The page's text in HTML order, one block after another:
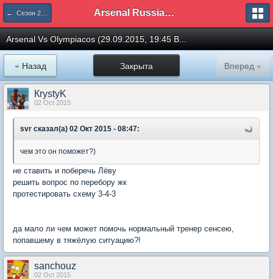
← Сезон 2015/16 Arsenal Russian Speaking Supporters Club
Arsenal Vs Olympiacos (29.09.2015, 19:45 B...
Закрыта
« Назад Вперед »
КrystyK
02 Oct 2015
svr сказал(а) 02 Окт 2015 - 08:47:
чем это он поможет?)
не ставить и поберечь Лёву
решить вопрос по перебору жк
протестировать схему 3-4-3
да мало ли чем может помочь нормальный тренер сенсею,
попавшему в тяжёлую ситуацию?!
sanchouz
02 Oct 2015